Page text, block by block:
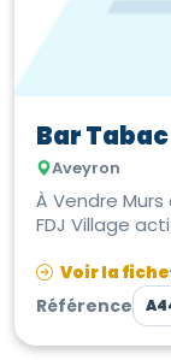
Bar Tabac
Aveyron
À Vendre
FDJ Village
Voir la fiche
Référence